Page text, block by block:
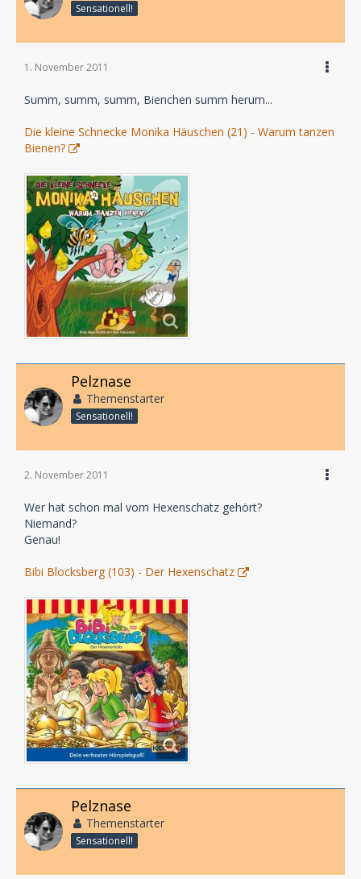
Sensationell!
1. November 2011
Summ, summ, summ, Bienchen summ herum...
Die kleine Schnecke Monika Häuschen (21) - Warum tanzen
Bienen?
Pelznase
Themenstarter
Sensationell!
2. November 2011
Wer hat schon mal vom Hexenschatz gehört?
Niemand?
Genau!
Bibi Blocksberg (103) - Der Hexenschatz
Pelznase
Themenstarter
Sensationell!